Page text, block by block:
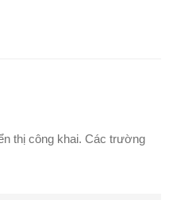
thị công khai. Các trường